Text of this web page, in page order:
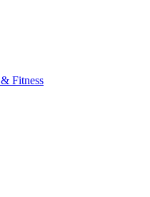
Fitness